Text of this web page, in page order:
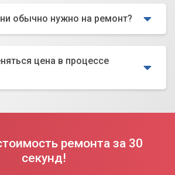
обычно нужно на ремонт?
цена в процессе
ремонта за 30
секунд!